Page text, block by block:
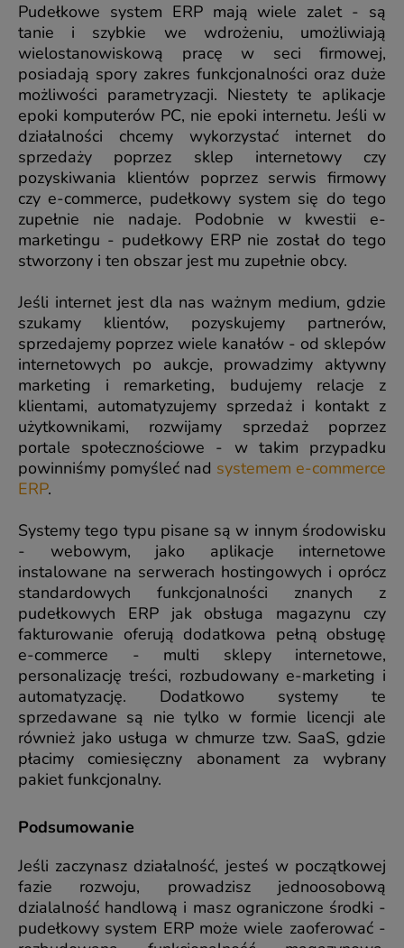
Pudełkowe system ERP mają wiele zalet - są
tanie i szybkie we wdrożeniu, umożliwiają
wielostanowiskową pracę w seci firmowej,
posiadają spory zakres funkcjonalności oraz duże
możliwości parametryzacji. Niestety te aplikacje
epoki komputerów PC, nie epoki internetu. Jeśli w
działalności chcemy wykorzystać internet do
sprzedaży poprzez sklep internetowy czy
pozyskiwania klientów poprzez serwis firmowy
czy e-commerce, pudełkowy system się do tego
zupełnie nie nadaje. Podobnie w kwestii e-
marketingu - pudełkowy ERP nie został do tego
stworzony i ten obszar jest mu zupełnie obcy.
Jeśli internet jest dla nas ważnym medium, gdzie
szukamy klientów, pozyskujemy partnerów,
sprzedajemy poprzez wiele kanałów - od sklepów
internetowych po aukcje, prowadzimy aktywny
marketing i remarketing, budujemy relacje z
klientami, automatyzujemy sprzedaż i kontakt z
użytkownikami, rozwijamy sprzedaż poprzez
portale społecznościowe - w takim przypadku
powinniśmy pomyśleć nad systemem e-commerce
ERP.
Systemy tego typu pisane są w innym środowisku
- webowym, jako aplikacje internetowe
instalowane na serwerach hostingowych i oprócz
standardowych funkcjonalności znanych z
pudełkowych ERP jak obsługa magazynu czy
fakturowanie oferują dodatkowa pełną obsługę
e-commerce - multi sklepy internetowe,
personalizację treści, rozbudowany e-marketing i
automatyzację. Dodatkowo systemy te
sprzedawane są nie tylko w formie licencji ale
również jako usługa w chmurze tzw. SaaS, gdzie
płacimy comiesięczny abonament za wybrany
pakiet funkcjonalny.
Podsumowanie
Jeśli zaczynasz działalność, jesteś w początkowej
fazie rozwoju, prowadzisz jednoosobową
dzialalność handlową i masz ograniczone środki -
pudełkowy system ERP może wiele zaoferować -